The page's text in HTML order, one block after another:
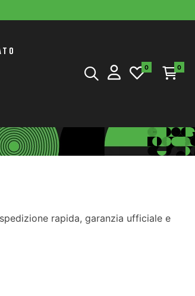
0 0
rapida, garanzia ufficiale e